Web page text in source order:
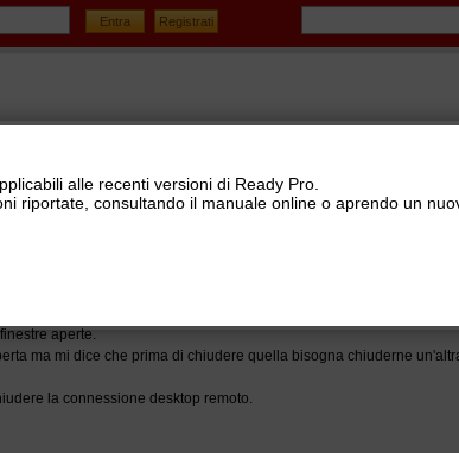
Pro
aperte.
ma mi dice che prima di chiudere quella bisogna chiuderne
la connessione desktop remoto.
alle recenti versioni di Ready Pro.
riportate, consultando il manuale online o aprendo un